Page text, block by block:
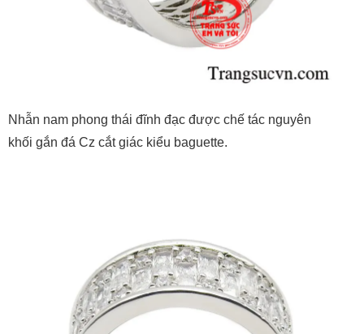
Nhẫn nam phong thái đĩnh đạc được chế tác nguyên
khối gắn đá Cz cắt giác kiểu baguette.